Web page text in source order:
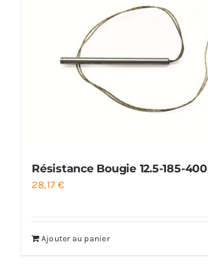
Résistance Bougie 12.5-185-400
28,17€
Ajouter au panier